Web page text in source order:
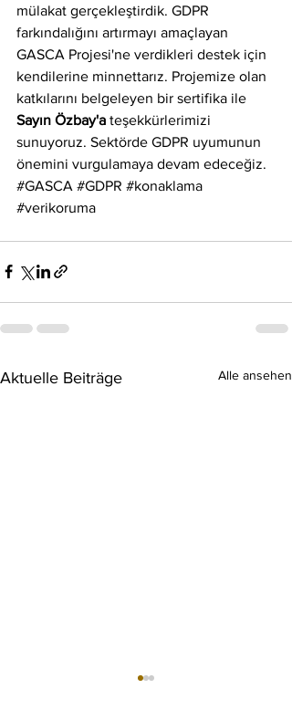
mülakat gerçekleştirdik. GDPR
farkındalığını artırmayı amaçlayan
GASCA Projesi'ne verdikleri destek için
kendilerine minnettarız. Projemize olan
katkılarını belgeleyen bir sertifika ile
Sayın Özbay'a teşekkürlerimizi
sunuyoruz. Sektörde GDPR uyumunun
önemini vurgulamaya devam edeceğiz.
#GASCA #GDPR #konaklama
#verikoruma
Aktuelle Beiträge Alle ansehen